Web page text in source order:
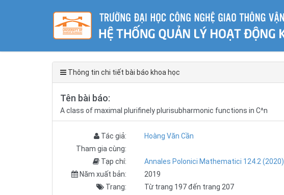
Thông tin chi tiết bài báo khoa học
Tên bài báo:
A class of maximal plurifinely plurisubharmonic functions in C^n
Tác giả:
Hoàng Văn Cần
Tham gia cùng:
Tạp chí:
Annales Polonici Mathematici 124.2 (2020)
Năm xuất bản:
2019
Trang:
Từ trang 197 đến trang 207